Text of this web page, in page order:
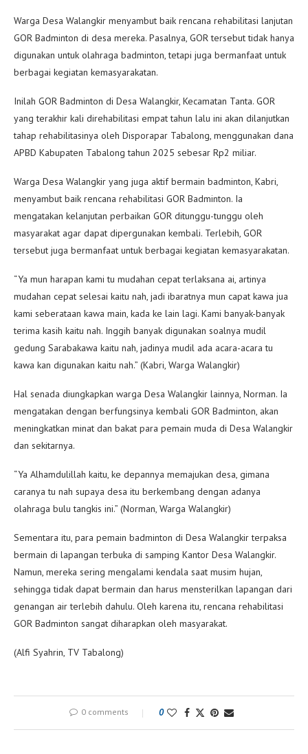
Warga Desa Walangkir menyambut baik rencana rehabilitasi lanjutan
GOR Badminton di desa mereka. Pasalnya, GOR tersebut tidak hanya
digunakan untuk olahraga badminton, tetapi juga bermanfaat untuk
berbagai kegiatan kemasyarakatan.
Inilah GOR Badminton di Desa Walangkir, Kecamatan Tanta. GOR
yang terakhir kali direhabilitasi empat tahun lalu ini akan dilanjutkan
tahap rehabilitasinya oleh Disporapar Tabalong, menggunakan dana
APBD Kabupaten Tabalong tahun 2025 sebesar Rp2 miliar.
Warga Desa Walangkir yang juga aktif bermain badminton, Kabri,
menyambut baik rencana rehabilitasi GOR Badminton. Ia
mengatakan kelanjutan perbaikan GOR ditunggu-tunggu oleh
masyarakat agar dapat dipergunakan kembali. Terlebih, GOR
tersebut juga bermanfaat untuk berbagai kegiatan kemasyarakatan.
“Ya mun harapan kami tu mudahan cepat terlaksana ai, artinya
mudahan cepat selesai kaitu nah, jadi ibaratnya mun capat kawa jua
kami seberataan kawa main, kada ke lain lagi. Kami banyak-banyak
terima kasih kaitu nah. Inggih banyak digunakan soalnya mudil
gedung Sarabakawa kaitu nah, jadinya mudil ada acara-acara tu
kawa kan digunakan kaitu nah.” (Kabri, Warga Walangkir)
Hal senada diungkapkan warga Desa Walangkir lainnya, Norman. Ia
mengatakan dengan berfungsinya kembali GOR Badminton, akan
meningkatkan minat dan bakat para pemain muda di Desa Walangkir
dan sekitarnya.
“Ya Alhamdulillah kaitu, ke depannya memajukan desa, gimana
caranya tu nah supaya desa itu berkembang dengan adanya
olahraga bulu tangkis ini.” (Norman, Warga Walangkir)
Sementara itu, para pemain badminton di Desa Walangkir terpaksa
bermain di lapangan terbuka di samping Kantor Desa Walangkir.
Namun, mereka sering mengalami kendala saat musim hujan,
sehingga tidak dapat bermain dan harus mensterilkan lapangan dari
genangan air terlebih dahulu. Oleh karena itu, rencana rehabilitasi
GOR Badminton sangat diharapkan oleh masyarakat.
(Alfi Syahrin, TV Tabalong)
0 comments 0